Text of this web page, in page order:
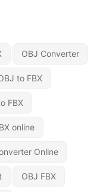
OBJ Converter
to FBX
FBX
online
Online
OBJ FBX